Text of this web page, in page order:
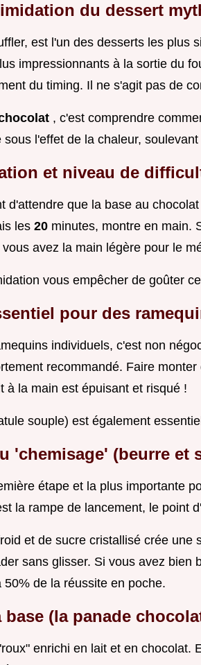
du dessert
est l'un des desserts les plus
impressionnants à la sortie du
du timing. Il ne s'agit pas de
, c'est comprendre
l'effet de la chaleur,
et niveau de
d'attendre que la base au
les 20 minutes, montre en main.
avez la main légère pour le
vous empêcher de goûter
pour des
individuels, c'est non
recommandé. Faire
à la main est épuisant et risqué !
souple) est également
'chemisage' (beurre et
étape et la plus importante
la rampe de lancement, le point
et de sucre cristallisé crée une
sans glisser. Si vous avez bien
de la réussite en poche.
(la panade
enrichi en lait et en chocolat.